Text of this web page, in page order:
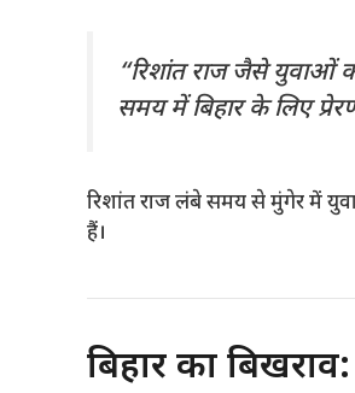
“रिशांत राज जैसे युवाओं
समय में बिहार के लिए
रिशांत राज लंबे समय से मुंगेर में
हैं।
बिहार का